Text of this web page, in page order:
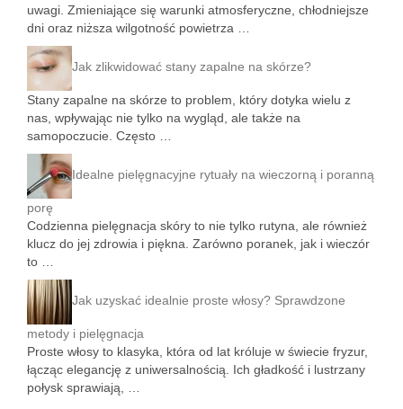
uwagi. Zmieniające się warunki atmosferyczne, chłodniejsze
dni oraz niższa wilgotność powietrza …
Jak zlikwidować stany zapalne na skórze?
Stany zapalne na skórze to problem, który dotyka wielu z
nas, wpływając nie tylko na wygląd, ale także na
samopoczucie. Często …
Idealne pielęgnacyjne rytuały na wieczorną i poranną
porę
Codzienna pielęgnacja skóry to nie tylko rutyna, ale również
klucz do jej zdrowia i piękna. Zarówno poranek, jak i wieczór
to …
Jak uzyskać idealnie proste włosy? Sprawdzone
metody i pielęgnacja
Proste włosy to klasyka, która od lat króluje w świecie fryzur,
łącząc elegancję z uniwersalnością. Ich gładkość i lustrzany
połysk sprawiają, …